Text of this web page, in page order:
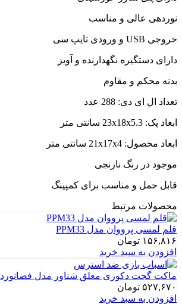
نوردهی عالی و مناسب
خروجی USB و ورودی تایپ سی
دارای دستگیره نگهدارنده و آویز
بدنه محکم و مقاوم
تعداد ال ای دی: 288 عدد
ابعاد پک: 23x18x5.3 سانتی متر
ابعاد محصول: 21x17x4 سانتی متر
موجود در رنگ نارنجی
قابل حمل و مناسب برای کمپینگ
محصولات مرتبط
قلم لمسی پرووان مدل PPM33
۱۵۶,۸۱۶ تومان
افزودن به سبد خرید
ماکت گجت دکوری معلق شناور مدل فضانورد
۵۲۷,۶۷۰ تومان
افزودن به سبد خرید